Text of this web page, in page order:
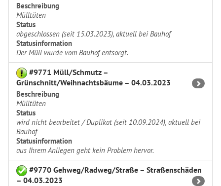
Beschreibung
Mülltüten
Status
abgeschlossen (seit 15.03.2023), aktuell bei Bauhof
Statusinformation
Der Müll wurde vom Bauhof entsorgt.
#9771 Müll/Schmutz –
Grünschnitt/Weihnachtsbäume – 04.03.2023
Beschreibung
Mülltüten
Status
wird nicht bearbeitet / Duplikat (seit 10.09.2024), aktuell bei
Bauhof
Statusinformation
aus Ihrem Anliegen geht kein Problem hervor.
#9770 Gehweg/Radweg/Straße – Straßenschäden
– 04.03.2023